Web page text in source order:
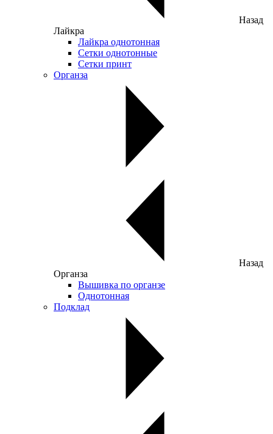
Назад
Лайкра
Лайкра однотонная
Сетки однотонные
Сетки принт
Органза
Назад
Органза
Вышивка по органзе
Однотонная
Подклад